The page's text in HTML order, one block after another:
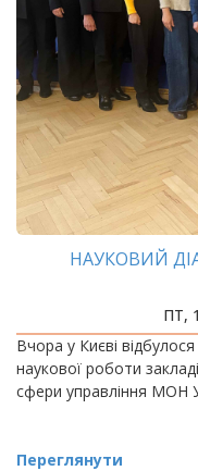
НАУКОВИЙ
ПТ,
Вчора у Києві
наукової роботи
сфери управління МОН
Переглянути